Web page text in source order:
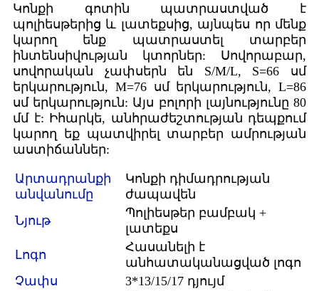
Կոնքի գոտին պատրաստված է
պոլիեսթերից և լատեքսից, այնպես որ մենք
կարող ենք պատրաստել տարբեր
ինտենսիվության կտորներ: Սովորաբար,
սովորական չափսերն են S/M/L, S=66 սմ
երկարություն, M=76 սմ երկարություն, L=86
սմ երկարություն: Այս բոլորի լայնությունը 80
մմ է: Իհարկե, անհրաժեշտության դեպքում
կարող եք պատվիրել տարբեր ամրության
աստիճաններ:
Արտադրանքի
անվանումը
Կոնքի դիմադրության
ժապավեն
Նյութ
Պոլիեսթեր բամբակ +
լատեքս
Լոգո
Հասանելի է
անհատականացված լոգո
Չափս
3*13/15/17 դյույմ